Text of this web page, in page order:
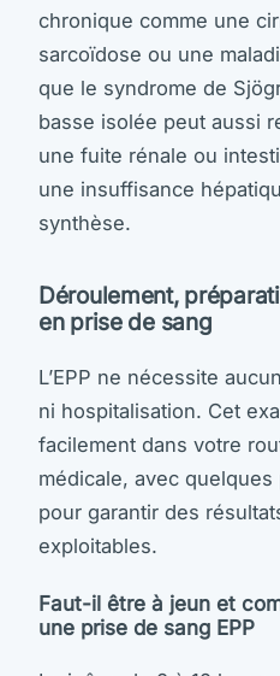
chronique comme une
sarcoïdose ou une
que le syndrome de
basse isolée peut aussi
une fuite rénale ou
une insuffisance
synthèse.
Déroulement,
en prise de sang
L’EPP ne nécessite
ni hospitalisation. Cet
facilement dans votre
médicale, avec
pour garantir des
exploitables.
Faut-il être à jeun et
une prise de sang EPP